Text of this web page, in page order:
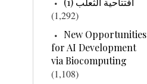
(1,292)
New Opportunities
for AI Development
via Biocomputing
(1,108)